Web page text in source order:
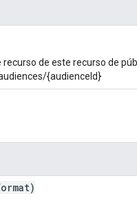
recurso de este recurso de
{audienceId}